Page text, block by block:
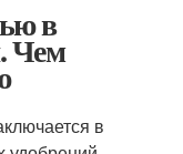
в
Чем
в